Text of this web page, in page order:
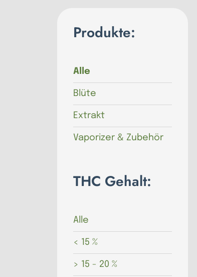
Produkte:
Alle
Blüte
Extrakt
Vaporizer & Zubehör
THC Gehalt:
Alle
< 15 %
> 15 - 20 %